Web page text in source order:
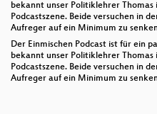
bekannt unser Politiklehrer Thomas
Podcastszene. Beide versuchen in
Aufreger auf ein Minimum zu
Der Einmischen Podcast ist für ein
bekannt unser Politiklehrer Thomas
Podcastszene. Beide versuchen in
Aufreger auf ein Minimum zu